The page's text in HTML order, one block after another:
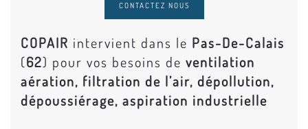
CONTACTEZ NOUS
COPAIR intervient dans le Pas-De-Calais
(62) pour vos besoins de ventilation
aération, filtration de l’air, dépollution,
dépoussiérage, aspiration industrielle